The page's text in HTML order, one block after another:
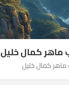
ماهر كمال خليل
ماهر كمال خليل